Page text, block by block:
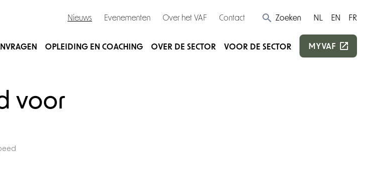
Nieuws Evenementen Over het VAF Contact Zoeken NL EN FR
OPLEIDING EN COACHING OVER DE SECTOR VOOR DE SECTOR MYVAF
voor